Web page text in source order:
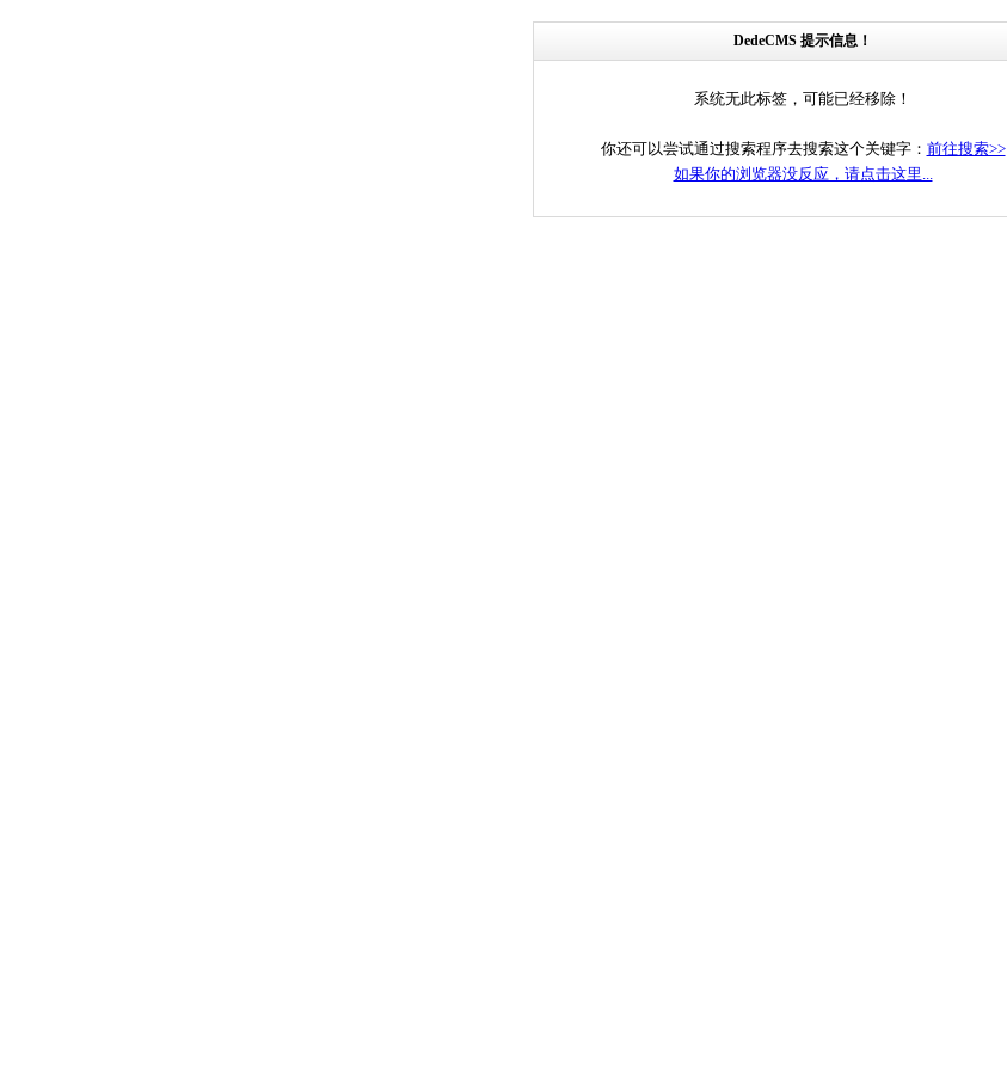
DedeCMS 提示信息！
系统无此标签，可能已经移除！
你还可以尝试通过搜索程序去搜索这个关键字： 前往搜索>>
如果你的浏览器没反应，请点击这里...